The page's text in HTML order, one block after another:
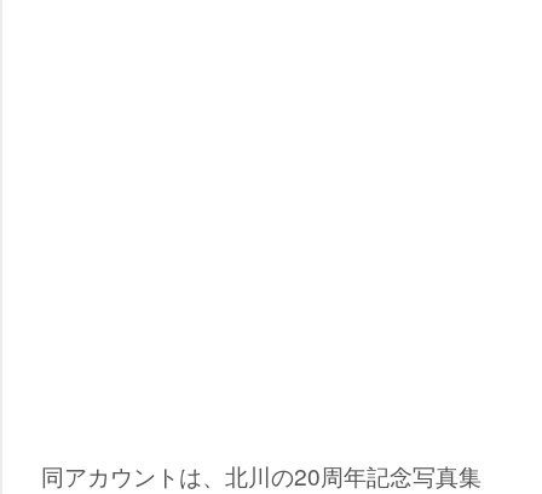
同アカウントは、北川の20周年記念写真集